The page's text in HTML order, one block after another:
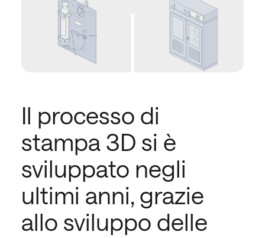
Il processo di
stampa 3D si è
sviluppato negli
ultimi anni, grazie
allo sviluppo delle